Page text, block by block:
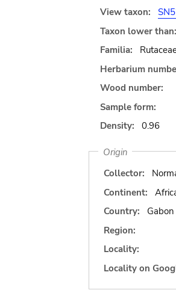
View taxon:
Taxon lower than:
Familia:
Herbarium
Wood number:
Sample form:
Density:
0.96
Origin
Collector:
Continent:
Country:
Gabon
Region:
Locality:
Locality on